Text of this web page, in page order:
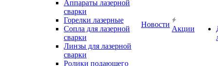
Аппараты лазерной
сварки
Горелки лазерные
Сопла для лазерной
сварки
Линзы для лазерной
сварки
Ролики подающего
Новости
Акции